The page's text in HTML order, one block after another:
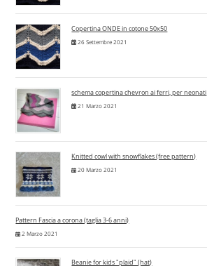
Copertina ONDE in cotone 50x50
26 Settembre 2021
schema copertina chevron ai ferri, per neonati
21 Marzo 2021
Knitted cowl with snowflakes (free pattern)
20 Marzo 2021
Pattern Fascia a corona (taglia 3-6 anni)
2 Marzo 2021
Beanie for kids "plaid" (hat)